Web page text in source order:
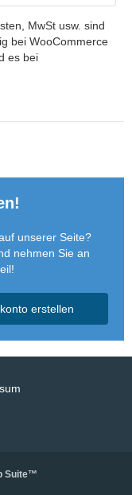
MwSt usw. sind
bei WooCommerce
es bei
unserer Seite?
nehmen Sie an
erstellen
Suite™